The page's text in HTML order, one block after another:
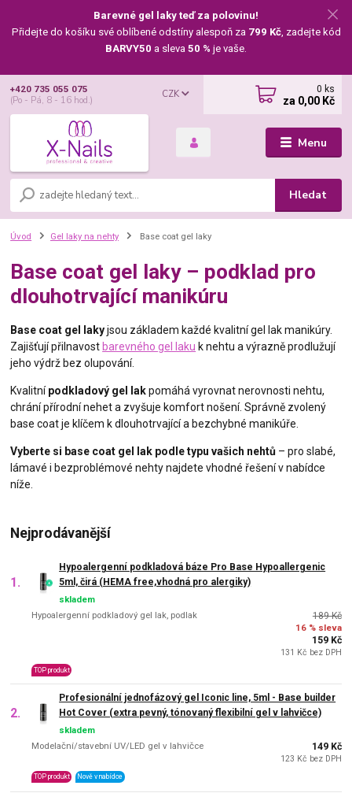
Barevné gel laky teď za polovinu!
Přidejte do košíku své oblíbené odstíny alespoň za 799 Kč, zadejte kód
BARVY50 a sleva 50 % je vaše.
Menu
CZK
Hledat
+420 735 055 075
(Po - Pá, 8 - 16 hod.)
0 ks
za 0,00 Kč
Úvod Gel laky na nehty Base coat gel laky
Base coat gel laky – podklad pro
dlouhotrvající manikúru
Base coat gel lakyjsou základem každé kvalitní gel lak manikúry.
Zajišťují přilnavost barevného gel laku k nehtu a výrazně prodlužují
jeho výdrž bez olupování.
Kvalitnípodkladový gel lakpomáhá vyrovnat nerovnosti nehtu,
chrání přírodní nehet a zvyšuje komfort nošení. Správně zvolený
base coat je klíčem k dlouhotrvající a bezchybné manikúře.
Vyberte si base coat gel lak podle typu vašich nehtů – pro slabé,
lámavé i bezproblémové nehty najdete vhodné řešení v nabídce
níže.
Nejprodávanější
1.
Hypoalergenní podkladová báze Pro Base Hypoallergenic
5ml, čirá (HEMA free,vhodná pro alergiky)
Hypoalergenní podkladový gel lak, podlak
skladem
TOP produkt
189 Kč
16 % sleva
159 Kč
131 Kč bez DPH
2.
Profesionální jednofázový gel Iconic line, 5ml - Base builder
Hot Cover (extra pevný, tónovaný flexibilní gel v lahvičce)
Modelační/stavební UV/LED gel v lahvičce
skladem
TOP produkt Nově v nabídce
149 Kč
123 Kč bez DPH